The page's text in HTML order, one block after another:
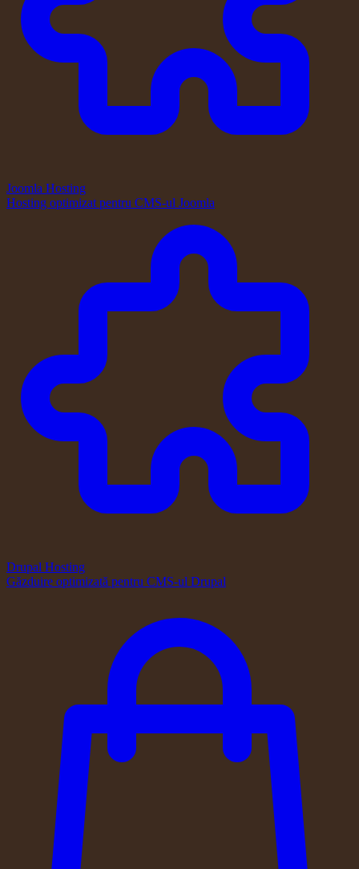
Joomla Hosting
Hosting optimizat pentru CMS-ul Joomla
Drupal Hosting
Găzduire optimizată pentru CMS-ul Drupal